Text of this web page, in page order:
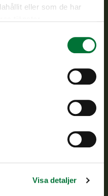
eller som de har
Visa detaljer
förvaltningsuppgifter